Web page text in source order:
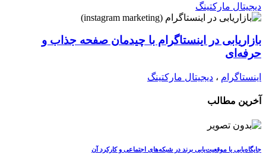
دیجیتال مارکتینگ
بازاریابی در اینستاگرام با چیدمان صفحه جذاب و
حرفه‌ای
اینستاگرام ، دیجیتال مارکتینگ
آخرین مطالب
جایگاه‌یابی یا موقعیت‌یابی برند در شبکه‌های اجتماعی و کارکرد آن